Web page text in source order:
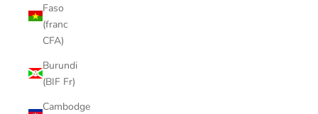
Faso
(franc
CFA)
Burundi
(BIF Fr)
Cambodge